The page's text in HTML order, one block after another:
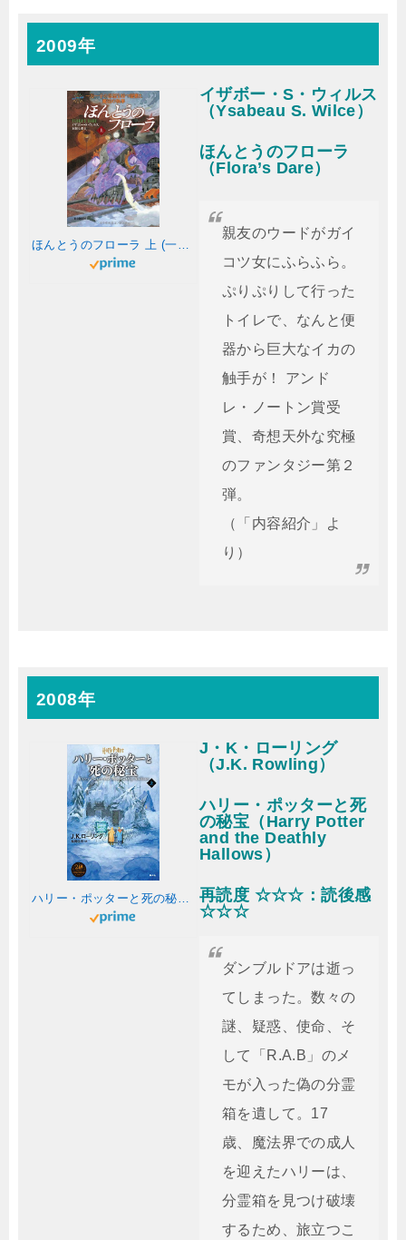
2009年
ほんとうのフローラ 上 (一万一千の部屋を持つ屋敷と魔法の執事)
イザボー・S・ウィルス
（Ysabeau S. Wilce）
ほんとうのフローラ
（Flora’s Dare）
親友のウードがガイ
コツ女にふらふら。
ぷりぷりして行った
トイレで、なんと便
器から巨大なイカの
触手が！ アンド
レ・ノートン賞受
賞、奇想天外な究極
のファンタジー第２
弾。
（「内容紹介」よ
り）
2008年
ハリー・ポッターと死の秘宝<新装版> 上
J・K・ローリング
（J.K. Rowling）
ハリー・ポッターと死
の秘宝（Harry Potter
and the Deathly
Hallows）
再読度 ☆☆☆：読後感
☆☆☆
ダンブルドアは逝っ
てしまった。数々の
謎、疑惑、使命、そ
して「R.A.B」のメ
モが入った偽の分霊
箱を遺して。17
歳、魔法界での成人
を迎えたハリーは、
分霊箱を見つけ破壊
するため、旅立つこ